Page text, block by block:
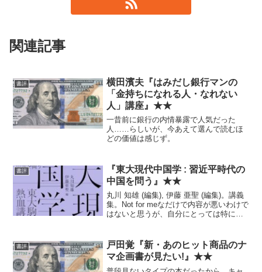
関連記事
書評
横田濱夫『はみだし銀行マンの
「金持ちになれる人・なれない
人」講座』★★
一昔前に銀行の内情暴露で人気だった
人……らしいが、今あえて選んで読むほ
どの価値は感じず。
書評
『東大現代中国学 : 習近平時代の
中国を問う』★★
丸川 知雄 (編集), 伊藤 亜聖 (編集)。講義
集。Not for meなだけで内容が悪いわけで
はないと思うが、自分にとっては特に新
書評
戸田覚『新・あのヒット商品のナ
マ企画書が見たい!』★★